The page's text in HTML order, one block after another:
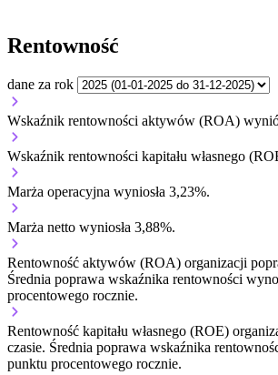
Rentowność
dane za rok
Wskaźnik rentowności aktywów (ROA)
Wskaźnik rentowności kapitału własnego
Marża operacyjna wyniosła 3,23%.
Marża netto wyniosła 3,88%.
Rentowność aktywów (ROA) organizacji
Średnia poprawa wskaźnika rentowności
procentowego rocznie.
Rentowność kapitału własnego (ROE)
czasie. Średnia poprawa wskaźnika
punktu procentowego rocznie.